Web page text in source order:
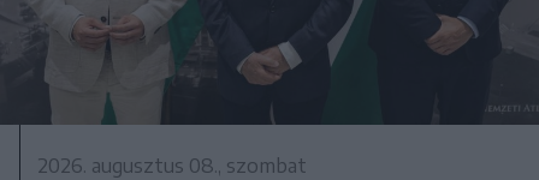
2026. augusztus 08., szombat